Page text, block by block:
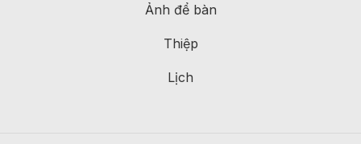
Ảnh để bàn
Thiệp
Lịch